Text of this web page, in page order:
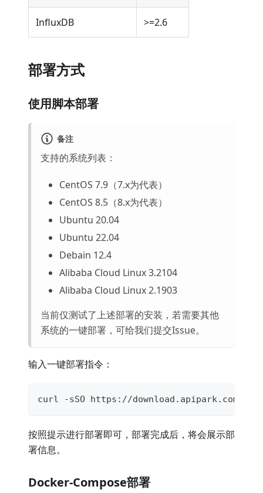
InfluxDB >=2.6
部署方式
使用脚本部署
备注
支持的系统列表：
CentOS 7.9（7.x为代表）
CentOS 8.5（8.x为代表）
Ubuntu 20.04
Ubuntu 22.04
Debain 12.4
Alibaba Cloud Linux 3.2104
Alibaba Cloud Linux 2.1903
当前仅测试了上述部署的安装，若需要其他
系统的一键部署，可给我们提交Issue。
输入一键部署指令：
curl -sSO https://download.apipark.com/
按照提示进行部署即可，部署完成后，将会展示部
署信息。
Docker-Compose部署